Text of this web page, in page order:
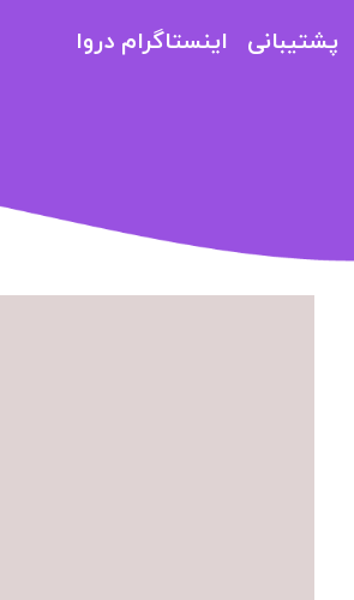
پشتیبانی اینستاگرام دروا